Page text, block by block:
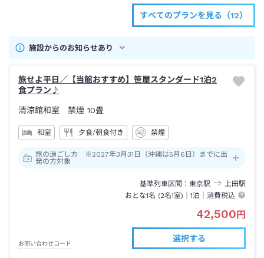
すべてのプランを見る（12）
施設からのお知らせあり
旅せよ平日／【当館おすすめ】笹屋スタンダード1泊2
食プラン♪
清涼館和室 禁煙 10畳
和室 夕食/朝食付き 禁煙
旅の過ごし方 ※2027年3月31日（沖縄は5月6日）までに出
発の方対象
基準列車区間 東京駅 上田駅
おとな1名 (2名1室)｜1泊 ｜消費税込
42,500 円
お問い合わせコード
選択する